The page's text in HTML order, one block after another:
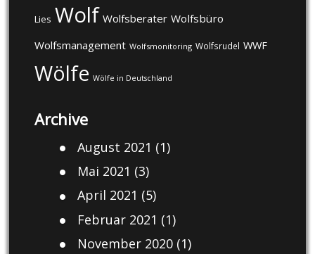
Lies Wolf Wolfsberater Wolfsbüro
Wolfsmanagement Wolfsmonitoring Wolfsrudel WWF
Wölfe Wölfe in Deutschland
Archive
August 2021 (1)
Mai 2021 (3)
April 2021 (5)
Februar 2021 (1)
November 2020(1)